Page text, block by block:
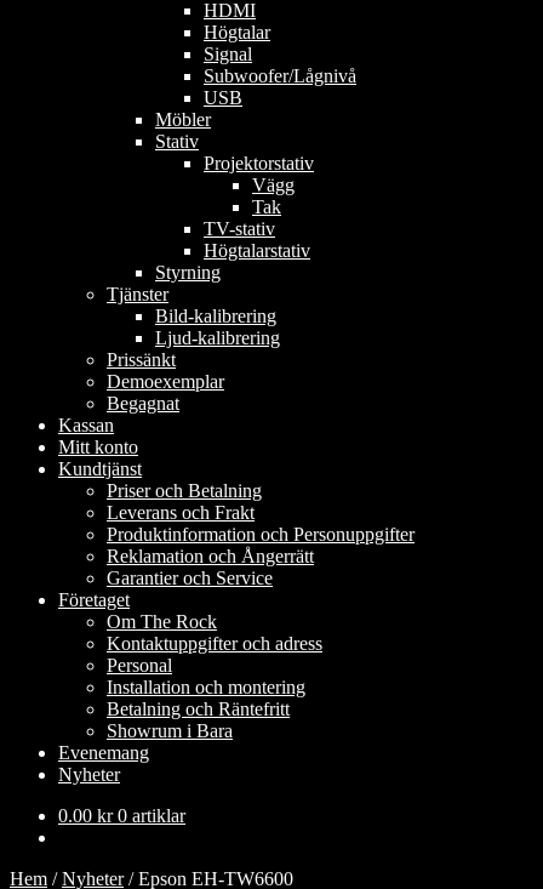
HDMI
Högtalar
Signal
Subwoofer/Lågnivå
USB
Möbler
Stativ
Projektorstativ
Vägg
Tak
TV-stativ
Högtalarstativ
Styrning
Tjänster
Bild-kalibrering
Ljud-kalibrering
Prissänkt
Demoexemplar
Begagnat
Kassan
Mitt konto
Kundtjänst
Priser och Betalning
Leverans och Frakt
Produktinformation och Personuppgifter
Reklamation och Ångerrätt
Garantier och Service
Företaget
Om The Rock
Kontaktuppgifter och adress
Personal
Installation och montering
Betalning och Räntefritt
Showrum i Bara
Evenemang
Nyheter
0.00 kr 0 artiklar
Hem /Nyheter/Epson EH-TW6600